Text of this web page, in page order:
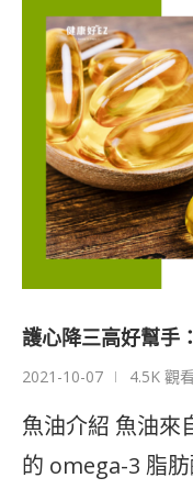
護心降三高好幫手
2021-10-07 4.5K 觀看
魚油介紹 魚油來
的 omega-3 脂